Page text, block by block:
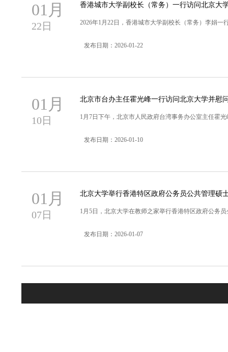
01月
22日
香港城市大学副校长（常务）一行访问北京大
2026年1月22日，香港城市大学副校长（常务）李娟
发布日期：2026-01-22
01月
10日
北京市台办主任霍光峰一行访问北京大学并慰
1月7日下午，北京市人民政府台湾事务办公室主任霍
发布日期：2026-01-10
01月
07日
北京大学举行香港特区政府公务员公共管理硕
1月5日，北京大学在教师之家举行香港特区政府公务
发布日期：2026-01-07